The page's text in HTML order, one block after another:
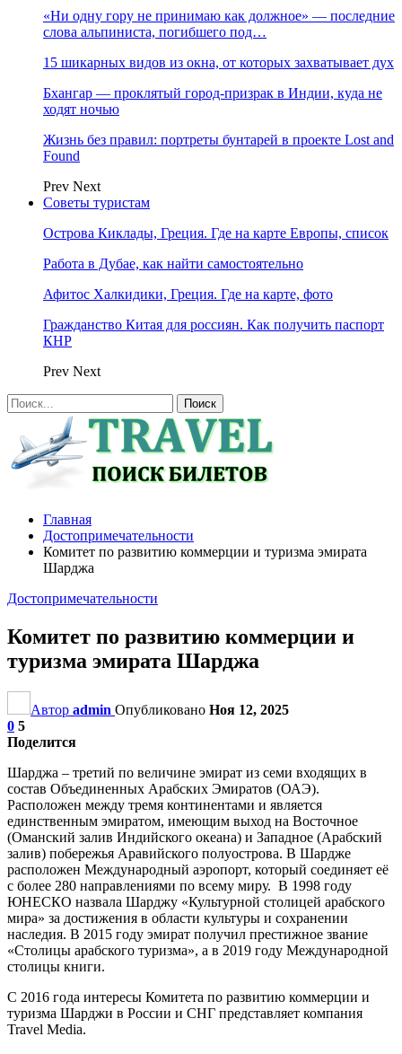
«Ни одну гору не принимаю как должное» — последние
слова альпиниста, погибшего под…
15 шикарных видов из окна, от которых захватывает дух
Бхангар — проклятый город-призрак в Индии, куда не
ходят ночью
Жизнь без правил: портреты бунтарей в проекте Lost and
Found
Prev Next
Советы туристам
Острова Киклады, Греция. Где на карте Европы, список
Работа в Дубае, как найти самостоятельно
Афитос Халкидики, Греция. Где на карте, фото
Гражданство Китая для россиян. Как получить паспорт
КНР
Prev Next
Главная
Достопримечательности
Комитет по развитию коммерции и туризма эмирата
Шарджа
Достопримечательности
Комитет по развитию коммерции и
туризма эмирата Шарджа
Автор admin Опубликовано Ноя 12, 2025
0 5
Поделится
Шарджа – третий по величине эмират из семи входящих в
состав Объединенных Арабских Эмиратов (ОАЭ).
Расположен между тремя континентами и является
единственным эмиратом, имеющим выход на Восточное
(Оманский залив Индийского океана) и Западное (Арабский
залив) побережья Аравийского полуострова. В Шардже
расположен Международный аэропорт, который соединяет её
с более 280 направлениями по всему миру. В 1998 году
ЮНЕСКО назвала Шарджу «Культурной столицей арабского
мира» за достижения в области культуры и сохранении
наследия. В 2015 году эмират получил престижное звание
«Столицы арабского туризма», а в 2019 году Международной
столицы книги.
С 2016 года интересы Комитета по развитию коммерции и
туризма Шарджи в России и СНГ представляет компания
Travel Media.